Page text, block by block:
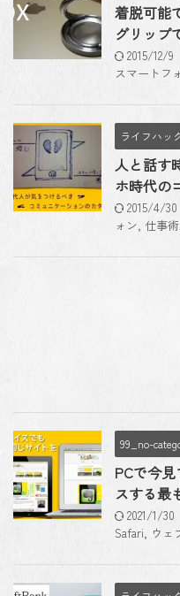
着脱可能
グリップ
2015/12/9
スマートフ
ライフハッ
人と話す
ホ時代の
2015/4/30
ォン, 仕事術
99_no-
PCで今
スする最
2021/1/30
Safari, ウェ